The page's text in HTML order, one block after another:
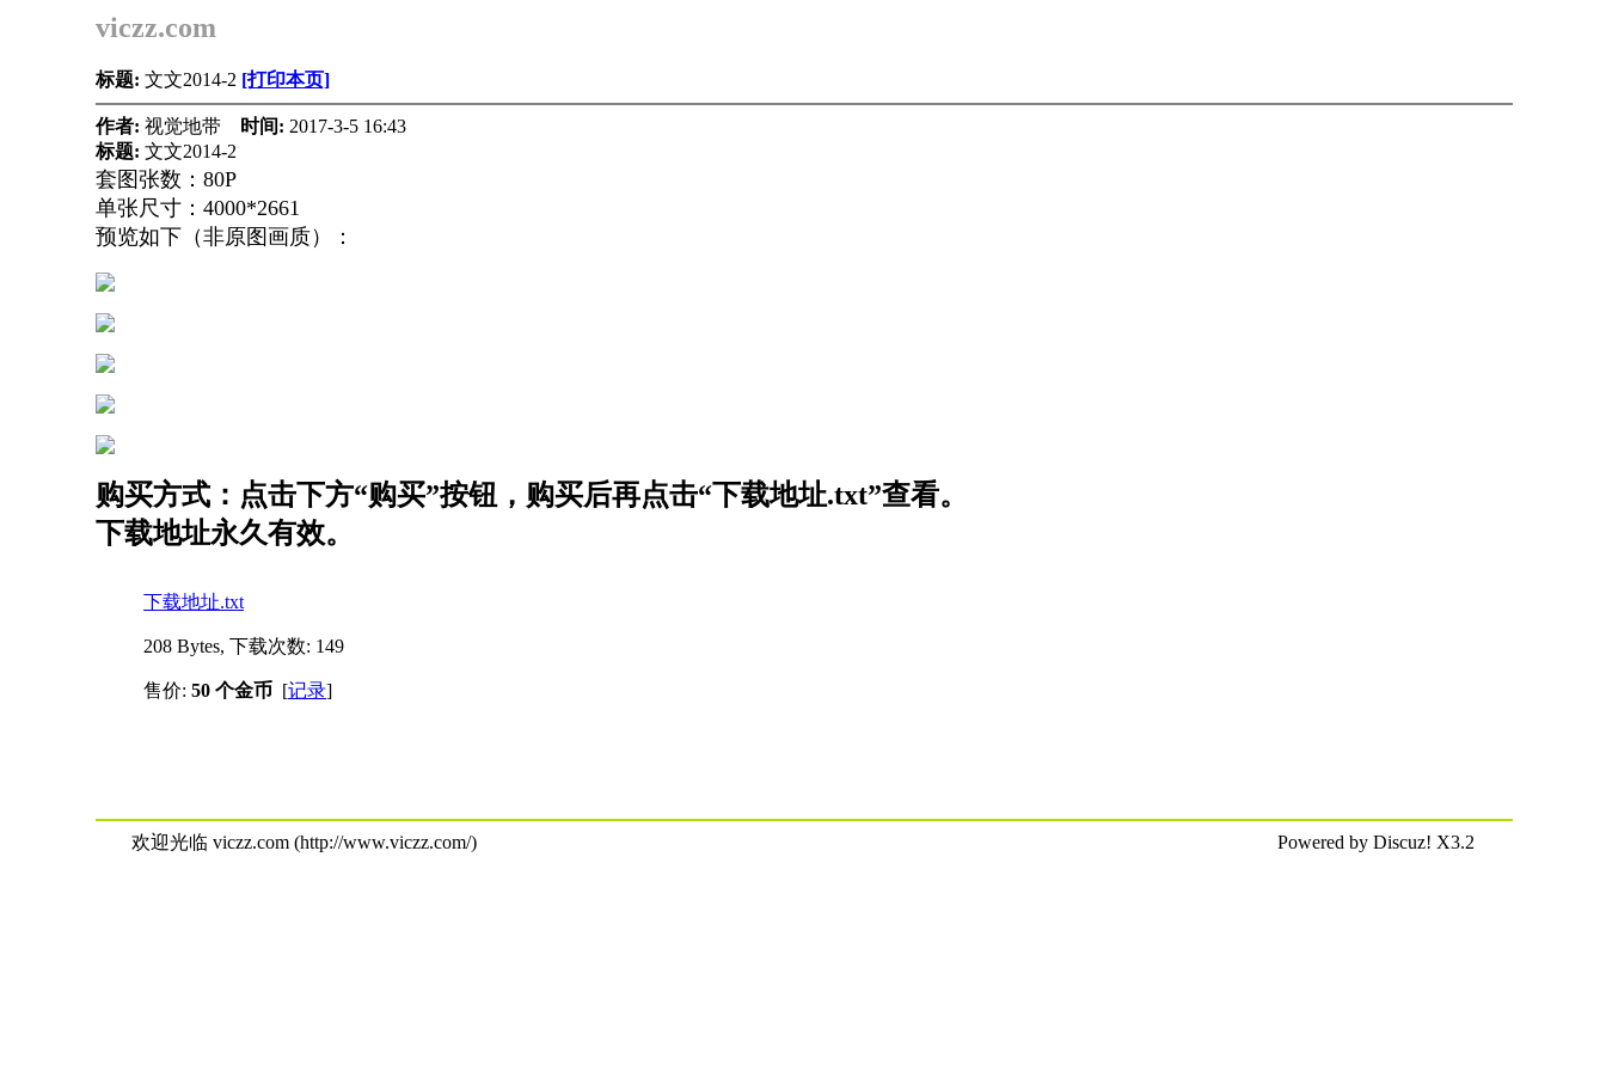
viczz.com
标题: 文文2014-2 [打印本页]
作者: 视觉地带 时间: 2017-3-5 16:43
标题: 文文2014-2
套图张数：80P
单张尺寸：4000*2661
预览如下（非原图画质）：
购买方式：点击下方“购买”按钮，购买后再点击“下载地址.txt”查看。
下载地址永久有效。
下载地址.txt
208 Bytes, 下载次数: 149
售价: 50 个金币 [记录]
欢迎光临 viczz.com (http://www.viczz.com/) Powered by Discuz! X3.2